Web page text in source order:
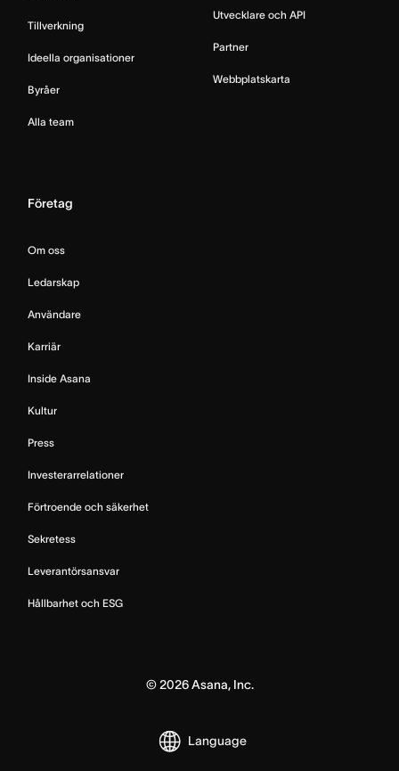
Tillverkning
Ideella organisationer
Byråer
Alla team
Utvecklare och API
Partner
Webbplatskarta
Företag
Om oss
Ledarskap
Användare
Karriär
Inside Asana
Kultur
Press
Investerarrelationer
Förtroende och säkerhet
Sekretess
Leverantörsansvar
Hållbarhet och ESG
© 2026Asana, Inc.
Language